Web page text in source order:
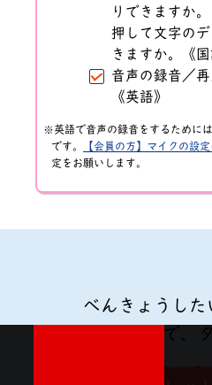
りできますか
押して文字の
きますか。《国
音声の録音／再
《英語》
英語で音声の録音をするために
です。
【会員の方】マイクの設
定をお願いします。
べんきょうし
を えらんで、